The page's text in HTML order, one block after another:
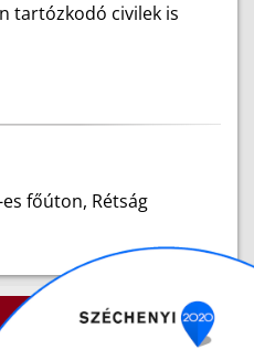
tartózkodó civilek is
főúton, Rétság